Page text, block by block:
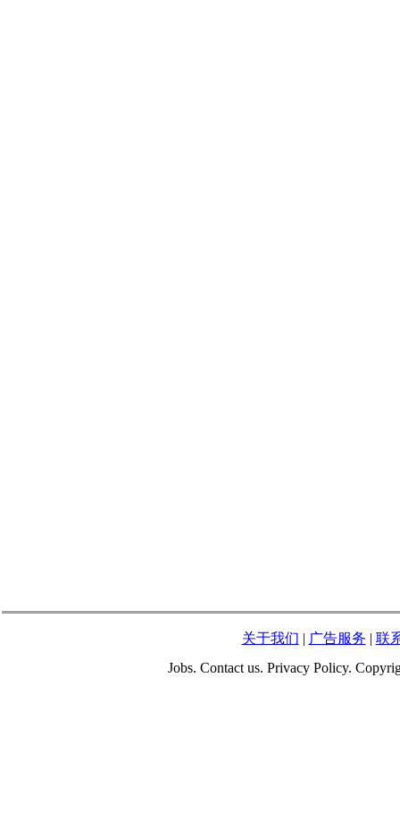
关于我们 | 广告服务 | 联
Jobs. Contact us. Privacy Policy.